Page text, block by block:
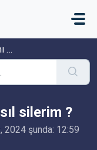
silerim ?
2024 şunda: 12:59